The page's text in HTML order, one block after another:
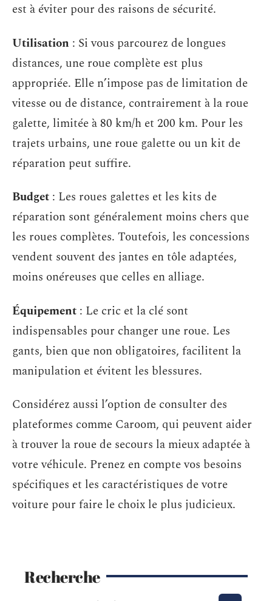
est à éviter pour des raisons de sécurité.
Utilisation : Si vous parcourez de longues
distances, une roue complète est plus
appropriée. Elle n’impose pas de limitation de
vitesse ou de distance, contrairement à la roue
galette, limitée à 80 km/h et 200 km. Pour les
trajets urbains, une roue galette ou un kit de
réparation peut suffire.
Budget : Les roues galettes et les kits de
réparation sont généralement moins chers que
les roues complètes. Toutefois, les concessions
vendent souvent des jantes en tôle adaptées,
moins onéreuses que celles en alliage.
Équipement : Le cric et la clé sont
indispensables pour changer une roue. Les
gants, bien que non obligatoires, facilitent la
manipulation et évitent les blessures.
Considérez aussi l’option de consulter des
plateformes comme Caroom, qui peuvent aider
à trouver la roue de secours la mieux adaptée à
votre véhicule. Prenez en compte vos besoins
spécifiques et les caractéristiques de votre
voiture pour faire le choix le plus judicieux.
Recherche